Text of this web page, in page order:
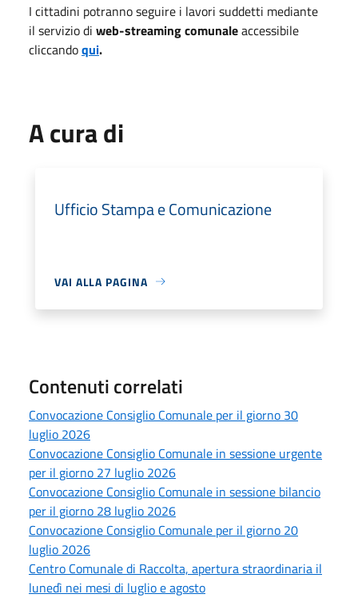
I cittadini potranno seguire i lavori suddetti mediante
il servizio di web-streaming comunaleaccessibile
cliccandoqui.
A cura di
Ufficio Stampa e Comunicazione
VAI ALLA PAGINA
Contenuti correlati
Convocazione Consiglio Comunale per il giorno 30
luglio 2026
Convocazione Consiglio Comunale in sessione urgente
per il giorno 27 luglio 2026
Convocazione Consiglio Comunale in sessione bilancio
per il giorno 28 luglio 2026
Convocazione Consiglio Comunale per il giorno 20
luglio 2026
Centro Comunale di Raccolta, apertura straordinaria il
lunedì nei mesi di luglio e agosto